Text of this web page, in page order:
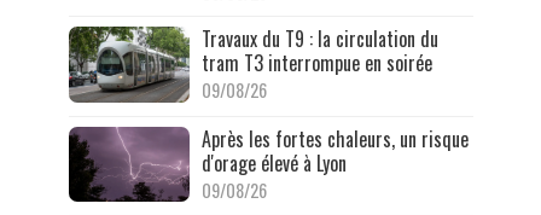
Travaux du T9 : la circulation du
tram T3 interrompue en soirée
09/08/26
Après les fortes chaleurs, un risque
d'orage élevé à Lyon
09/08/26